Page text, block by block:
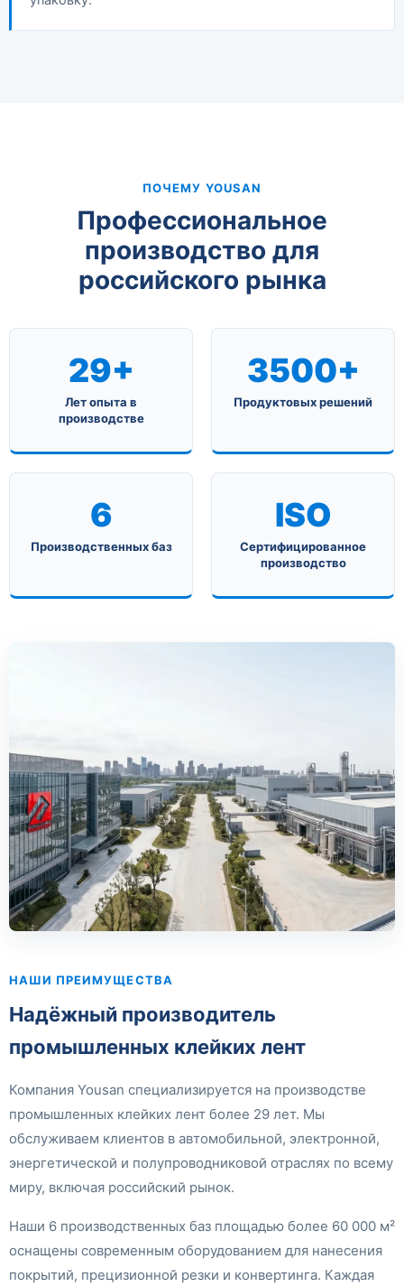
ПОЧЕМУ YOUSAN
Профессиональное
производство для
российского рынка
29+
Лет опыта в
производстве
3500+
Продуктовых решений
6
Производственных баз
ISO
Сертифицированное
производство
НАШИ ПРЕИМУЩЕСТВА
Надёжный производитель
промышленных клейких лент
Компания Yousan специализируется на производстве
промышленных клейких лент более 29 лет. Мы
обслуживаем клиентов в автомобильной, электронной,
энергетической и полупроводниковой отраслях по всему
миру, включая российский рынок.
Наши 6 производственных баз площадью более 60 000 м²
оснащены современным оборудованием для нанесения
покрытий, прецизионной резки и конвертинга. Каждая